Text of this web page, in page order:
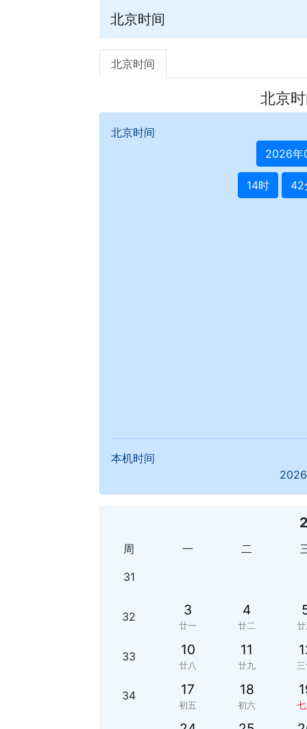
北京时间
北京时间
北京
北京时间
2026年
14时 42
本机时间
周 一 二
31
32 3
廿一
4
廿二
33 10
廿八
11
廿九
34 17
初五
18
初六